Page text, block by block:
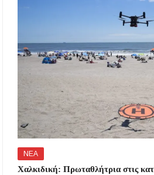
ΝΕΑ
Χαλκιδική: Πρωταθλήτρια στις